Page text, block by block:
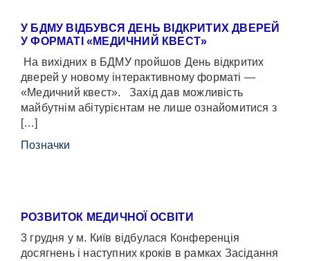
У БДМУ ВІДБУВСЯ ДЕНЬ ВІДКРИТИХ ДВЕРЕЙ
У ФОРМАТІ «МЕДИЧНИЙ КВЕСТ»
На вихідних в БДМУ пройшов День відкритих
дверей у новому інтерактивному форматі —
«Медичний квест». Захід дав можливість
майбутнім абітурієнтам не лише ознайомитися з
[…]
Позначки
РОЗВИТОК МЕДИЧНОЇ ОСВІТИ
3 грудня у м. Київ відбулася Конференція
досягнень і наступних кроків в рамках Засідання